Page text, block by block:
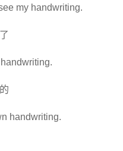
my handwriting.
handwriting.